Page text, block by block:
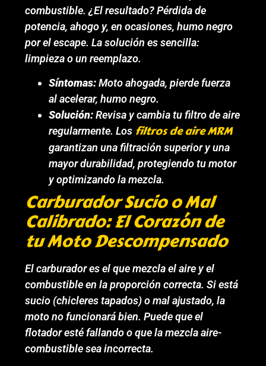
combustible. ¿El resultado? Pérdida de
potencia, ahogo y, en ocasiones, humo negro
por el escape. La solución es sencilla:
limpieza o un reemplazo.
Síntomas:Moto ahogada, pierde fuerza
al acelerar, humo negro.
Solución:Revisa y cambia tu filtro de aire
regularmente. Los filtros de aire MRM
garantizan una filtración superior y una
mayor durabilidad, protegiendo tu motor
y optimizando la mezcla.
Carburador Sucio o Mal
Calibrado: El Corazón de
tu Moto Descompensado
El carburador es el que mezcla el aire y el
combustible en la proporción correcta. Si está
sucio (chicleres tapados) o mal ajustado, la
moto no funcionará bien. Puede que el
flotador esté fallando o que la mezcla aire-
combustible sea incorrecta.